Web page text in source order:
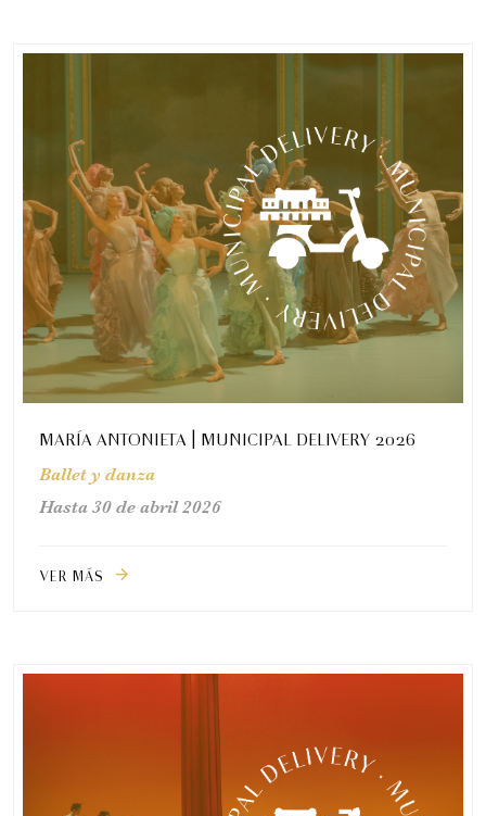
MARÍA ANTONIETA | MUNICIPAL DELIVERY 2026
Ballet y danza
Hasta 30 de abril 2026
VER MÁS arrow_forward